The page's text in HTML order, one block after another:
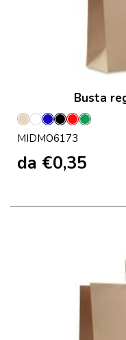
Busta
Beige
Bianco
BluNero
RossoVerde
MIDMO6173
da €0,35